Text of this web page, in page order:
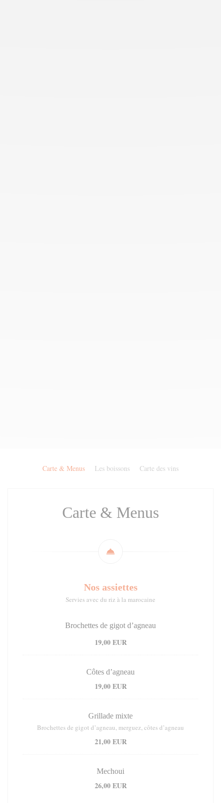
Carte & Menus Les boissons Carte des vins
Carte & Menus
Nos assiettes
Servies avec du riz à la marocaine
Brochettes de gigot d’agneau
19,00 EUR
Côtes d’agneau
19,00 EUR
Grillade mixte
Brochettes de gigot d’agneau, merguez, côtes d’agneau
21,00 EUR
Mechoui
26,00 EUR